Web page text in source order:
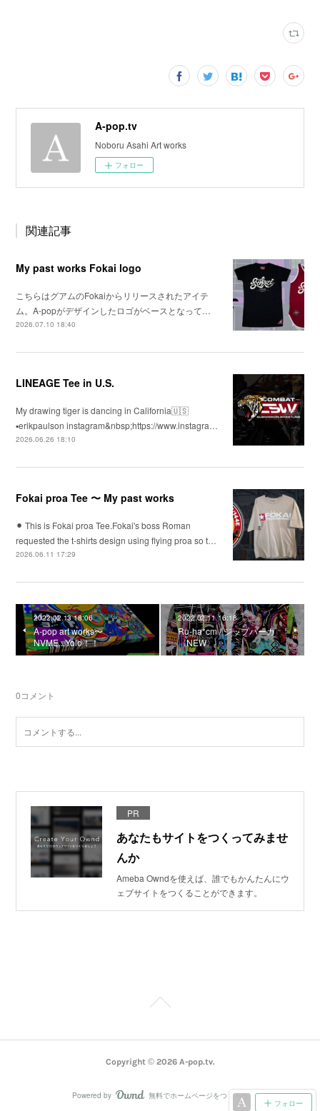
A-pop.tv
Noboru Asahi Art works
フォロー
関連記事
My past works Fokai logo
こちらはグアムのFokaiからリリースされたアイテ
ム。A-popがデザインしたロゴがベースとなって…
2026.07.10 18:40
LINEAGE Tee in U.S.
My drawing tiger is dancing in California🇺🇸
▪️erikpaulson instagram&nbsp;https://www.instagra…
2026.06.26 18:10
Fokai proa Tee 〜 My past works
⚫︎ This is Fokai proa Tee.Fokai's boss Roman
requested the t-shirts design using flying proa so t…
2026.06.11 17:29
2022.02.13 18:06
A-pop art works〜
NVME...Yolo！！
2022.02.11 16:18
Ru-ha*cm / ジップパーカ
〈NEW〉
0コメント
PR
あなたもサイトをつくってみませ
んか
Ameba Owndを使えば、誰でもかんたんにウ
ェブサイトをつくることができます。
フォロー
Copyright © 2026 A-pop.tv.
Powered by AmebaOwnd
無料でホームページをつくろう